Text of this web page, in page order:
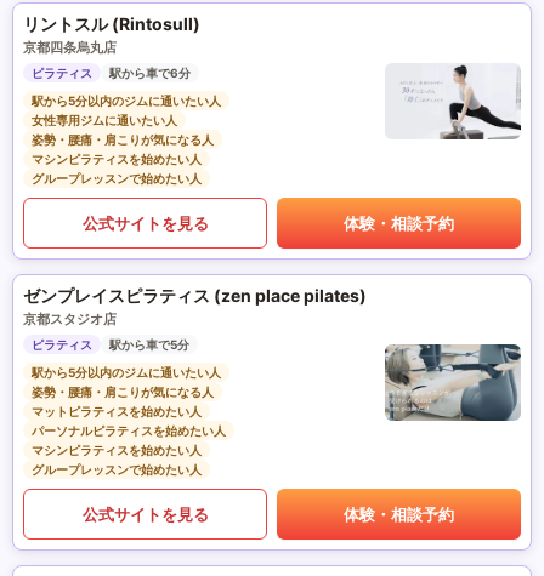
リントスル (Rintosull)
京都四条烏丸店
ピラティス
駅から車で6分
駅から5分以内のジムに通いたい人
女性専用ジムに通いたい人
姿勢・腰痛・肩こりが気になる人
マシンピラティスを始めたい人
グループレッスンで始めたい人
公式サイトを見る 体験・相談予約
ゼンプレイスピラティス (zen place pilates)
京都スタジオ店
ピラティス
駅から車で5分
駅から5分以内のジムに通いたい人
姿勢・腰痛・肩こりが気になる人
マットピラティスを始めたい人
パーソナルピラティスを始めたい人
マシンピラティスを始めたい人
グループレッスンで始めたい人
公式サイトを見る 体験・相談予約